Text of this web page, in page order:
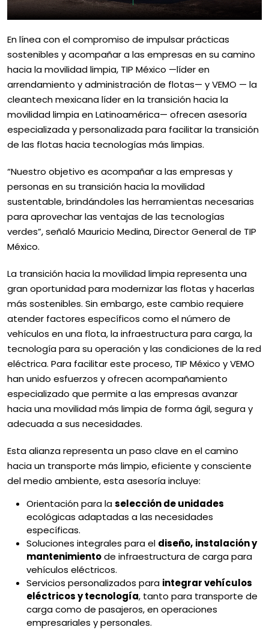
En línea con el compromiso de impulsar prácticas
sostenibles y acompañar a las empresas en su camino
hacia la movilidad limpia, TIP México —líder en
arrendamiento y administración de flotas— y VEMO — la
cleantech mexicana líder en la transición hacia la
movilidad limpia en Latinoamérica— ofrecen asesoría
especializada y personalizada para facilitar la transición
de las flotas hacia tecnologías más limpias.
“Nuestro objetivo es acompañar a las empresas y
personas en su transición hacia la movilidad
sustentable, brindándoles las herramientas necesarias
para aprovechar las ventajas de las tecnologías
verdes”, señaló Mauricio Medina, Director General de TIP
México.
La transición hacia la movilidad limpia representa una
gran oportunidad para modernizar las flotas y hacerlas
más sostenibles. Sin embargo, este cambio requiere
atender factores específicos como el número de
vehículos en una flota, la infraestructura para carga, la
tecnología para su operación y las condiciones de la red
eléctrica. Para facilitar este proceso, TIP México y VEMO
han unido esfuerzos y ofrecen acompañamiento
especializado que permite a las empresas avanzar
hacia una movilidad más limpia de forma ágil, segura y
adecuada a sus necesidades.
Esta alianza representa un paso clave en el camino
hacia un transporte más limpio, eficiente y consciente
del medio ambiente, esta asesoría incluye:
Orientación para laselección de unidades
ecológicas adaptadas a las necesidades
específicas.
Soluciones integrales para el diseño, instalación y
mantenimientode infraestructura de carga para
vehículos eléctricos.
Servicios personalizados para integrar vehículos
eléctricos y tecnología, tanto para transporte de
carga como de pasajeros, en operaciones
empresariales y personales.